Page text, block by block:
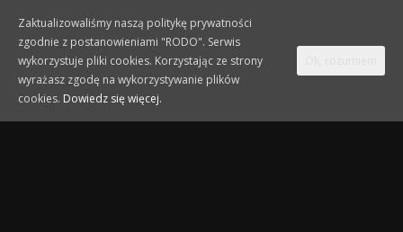
TOGGLE
Zaktualizowaliśmy naszą politykę prywatności
zgodnie z postanowieniami "RODO". Serwis
wykorzystuje pliki cookies. Korzystając ze strony
wyrażasz zgodę na wykorzystywanie plików
cookies. Dowiedz się więcej.